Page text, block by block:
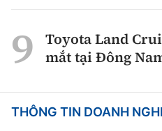
Toyota Land
mắt tại Đông
THÔNG TIN DOANH